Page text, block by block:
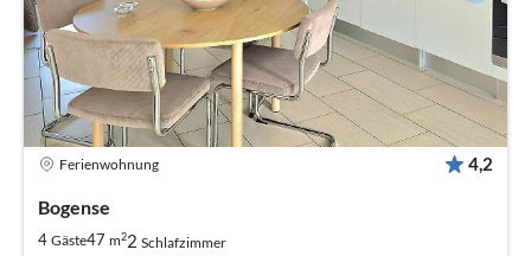
Ferienwohnung 4,2
Bogense
4 Gäste47 m22 Schlafzimmer